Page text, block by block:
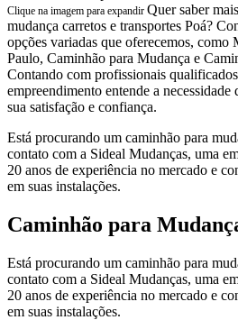
Clique na imagem para expandir Quer saber
mudança carretos e transportes Poá?
opções variadas que oferecemos, como
Paulo, Caminhão para Mudança e
Contando com profissionais
empreendimento entende a necessidade
sua satisfação e confiança.
Está procurando um caminhão para
contato com a Sideal Mudanças, uma
20 anos de experiência no mercado e
em suas instalações.
Caminhão para
Está procurando um caminhão para
contato com a Sideal Mudanças, uma
20 anos de experiência no mercado e
em suas instalações.